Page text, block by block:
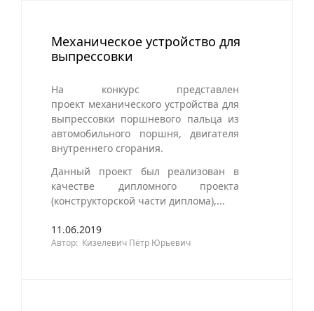
Механическое устройство для
выпрессовки
На конкурс представлен
проект механического устройства для
выпрессовки поршневого пальца из
автомобильного поршня, двигателя
внутреннего сгорания.
Данный проект был реализован в
качестве дипломного проекта
(конструкторской части диплома),...
11.06.2019
Автор: Кизелевич Пётр Юрьевич